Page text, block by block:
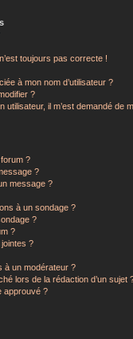
toujours pas correcte !
à mon nom d’utilisateur ?
?
utilisateur, il m’est demandé de
?
?
message ?
à un sondage ?
?
?
?
à un modérateur ?
lors de la rédaction d’un sujet
approuvé ?